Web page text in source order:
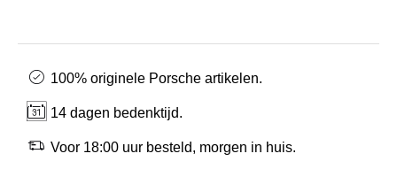
100% originele Porsche artikelen.
14 dagen bedenktijd.
Voor 18:00 uur besteld, morgen in huis.